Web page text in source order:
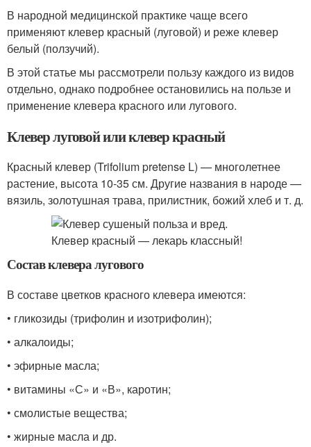
В народной медицинской практике чаще всего
применяют клевер красный (луговой) и реже клевер
белый (ползучий).
В этой статье мы рассмотрели пользу каждого из видов
отдельно, однако подробнее остановились на пользе и
применение клевера красного или лугового.
Клевер луговой или клевер красный
Красный клевер (Trifolium pretense L) — многолетнее
растение, высота 10-35 см. Другие названия в народе —
вязиль, золотушная трава, прилистник, божий хлеб и т. д.
Состав клевера лугового
В составе цветков красного клевера имеются:
• гликозиды (трифолин и изотрифолин);
• алкалоиды;
• эфирные масла;
• витамины «С» и «В», каротин;
• смолистые вещества;
• жирные масла и др.